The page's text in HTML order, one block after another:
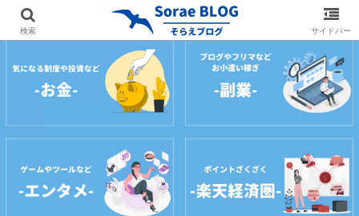
ホーム プロフィール サイトマップ お問
検索 サイドバー